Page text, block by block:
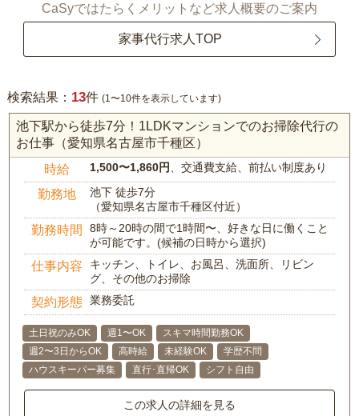
CaSyではたらくメリットなど求人概要のご案内
家事代行求人TOP
検索結果： 13件 (1〜10件を表示しています)
池下駅から徒歩7分！1LDKマンションでのお掃除代行の
お仕事（愛知県名古屋市千種区）
時給 1,500〜1,860円 、交通費支給、前払い制度あり
勤務地
池下 徒歩7分
（愛知県名古屋市千種区付近）
勤務時間
8時～20時の間で1時間〜、好きな日に働くこと
が可能です。(候補の日時から選択)
仕事内容
キッチン、トイレ、お風呂、洗面所、リビン
グ、その他のお掃除
契約形態 業務委託
土日祝のみOK 週1〜OK
スキマ時間勤務OK
週2〜3日からOK
高時給 未経験OK
学歴不問
ハウスキーパー募集
直行･直帰OK シフト自由
この求人の詳細を見る